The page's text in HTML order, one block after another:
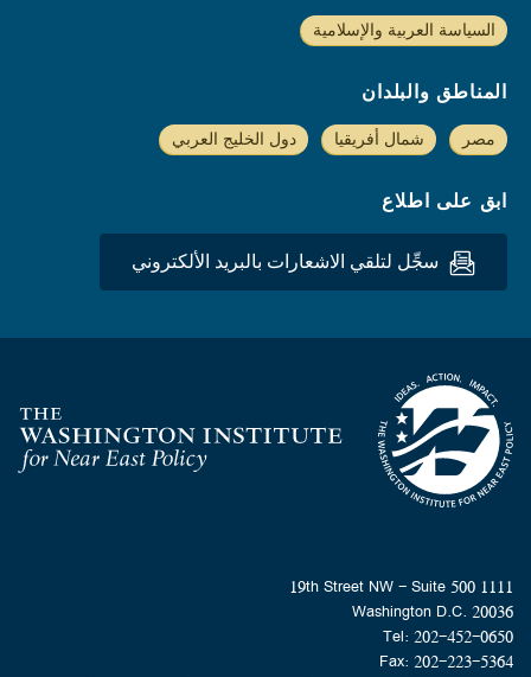
السياسة العربية والإسلامية
المناطق والبلدان
مصر شمال أفريقيا دول الخليج العربي
ابق على اطلاع
سجِّل لتلقي الاشعارات بالبريد الألكتروني
Homepage
1111 19th Street NW - Suite 500
Washington D.C. 20036
Tel: 202-452-0650
Fax: 202-223-5364